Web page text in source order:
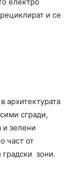
и се
архитектурата
сгради,
и зелени
част от
градски зони.